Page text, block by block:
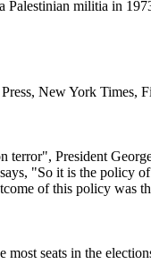
militia in
New York Times,
President
"So it is the policy
of this policy was
seats in the